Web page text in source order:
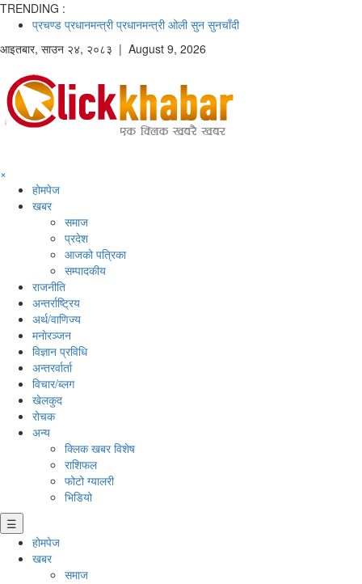
TRENDING :
प्रचण्ड प्रधानमन्त्री प्रधानमन्त्री ओली सुन सुनचाँदी
आइतबार, साउन २४, २०८३ | August 9, 2026
×
होमपेज
खबर
समाज
प्रदेश
आजको पत्रिका
सम्पादकीय
राजनीति
अन्तर्राष्ट्रिय
अर्थ/वाणिज्य
मनाेरञ्जन
विज्ञान प्रविधि
अन्तरर्वार्ता
विचार/ब्लग
खेलकुद
रोचक
अन्य
क्लिक खबर विशेष
राशिफल
फोटो ग्यालरी
भिडियो
☰
होमपेज
खबर
समाज